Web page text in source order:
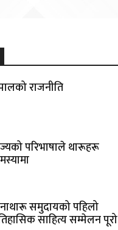
राजनीति
परिभाषाले थारूहरू
समुदायको पहिलो
साहित्य सम्मेलन पूरो